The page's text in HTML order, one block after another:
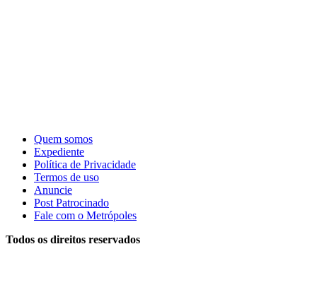
Quem somos
Expediente
Política de Privacidade
Termos de uso
Anuncie
Post Patrocinado
Fale com o Metrópoles
Todos os direitos reservados